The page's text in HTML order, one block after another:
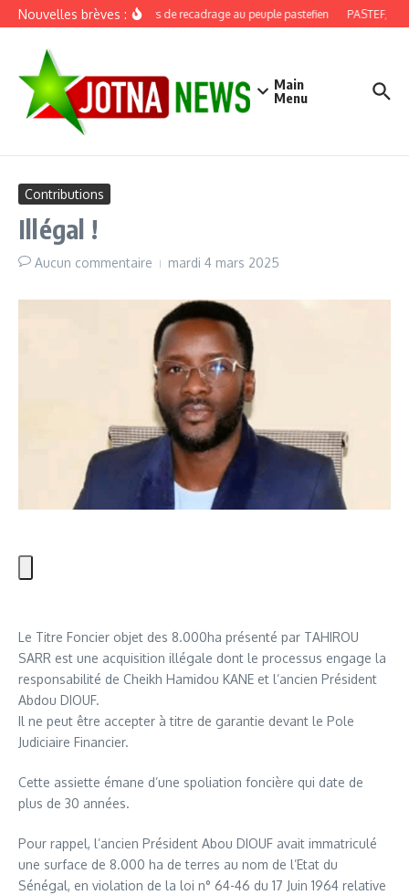
Aller au contenu
Nouvelles brèves :Discours de recadrage au peuple pastefien PASTEF,
Main
Menu
Contributions
Illégal !
Aucun commentaire mardi 4 mars 2025
Le Titre Foncier objet des 8.000ha présenté par TAHIROU
SARR est une acquisition illégale dont le processus engage la
responsabilité de Cheikh Hamidou KANE et l’ancien Président
Abdou DIOUF.
Il ne peut être accepter à titre de garantie devant le Pole
Judiciaire Financier.
Cette assiette émane d’une spoliation foncière qui date de
plus de 30 années.
Pour rappel, l’ancien Président Abou DIOUF avait immatriculé
une surface de 8.000 ha de terres au nom de l’Etat du
Sénégal, en violation de la loi n° 64-46 du 17 Juin 1964 relative